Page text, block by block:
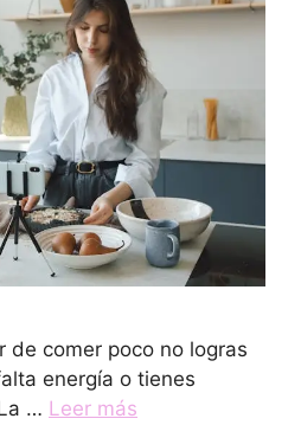
de comer poco no logras
energía o tienes
… Leer más